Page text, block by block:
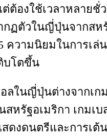
ต้องใช้เวลาหลายชั่
กฏตัวในญี่ปุ่นจากสห
ความนิยมในการเล่
บโตขึ้น
อลในญี่ปุ่นต่างจากเ
สหรัฐอเมริกา เกมเ
ดงดนตรีและการเต้